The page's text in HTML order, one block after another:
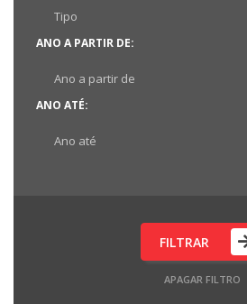
ANO A PARTIR DE:
ANO ATÉ:
FILTRAR
APAGAR FILTRO